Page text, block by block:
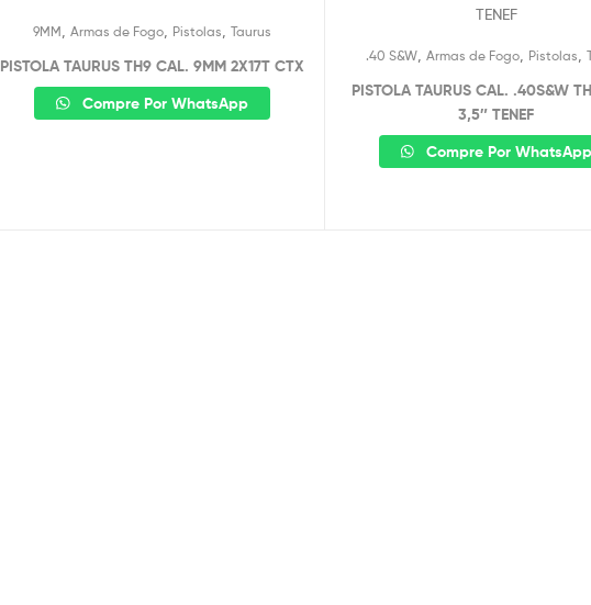
9MM Armas de Fogo, Pistolas Taurus
PISTOLA TAURUS TH9 CAL. 9MM 2X17T CTX
Compre Por WhatsApp
.40 S&W, Armas de Fogo, Pistolas
PISTOLA TAURUS CAL. .40S&W
3,5″ TENEF
Compre Por WhatsApp